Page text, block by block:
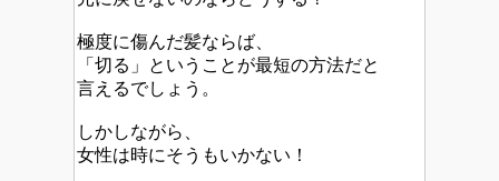
極度に傷んだ髪ならば、
「切る」ということが最短の方法だと
言えるでしょう。
しかしながら、
女性は時にそうもいかない！